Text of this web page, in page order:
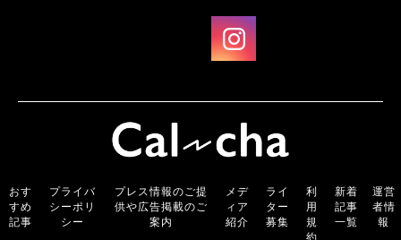
おす
すめ
記事
プライバ
シーポリ
シー
プレス情報のご提
供や広告掲載のご
案内
メデ
ィア
紹介
ライ
ター
募集
利
用
規
約
新着
記事
一覧
運営
者情
報